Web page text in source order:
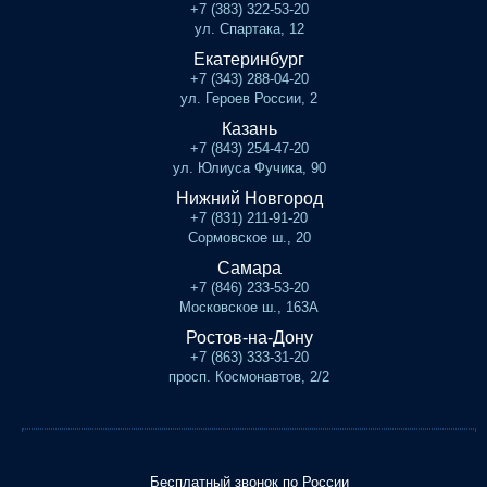
+7 (383) 322-53-20
ул. Спартака, 12
Екатеринбург
+7 (343) 288-04-20
ул. Героев России, 2
Казань
+7 (843) 254-47-20
ул. Юлиуса Фучика, 90
Нижний Новгород
+7 (831) 211-91-20
Сормовское ш., 20
Самара
+7 (846) 233-53-20
Московское ш., 163А
Ростов-на-Дону
+7 (863) 333-31-20
просп. Космонавтов, 2/2
Бесплатный звонок по России